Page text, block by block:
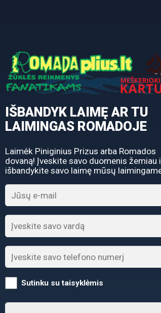
su Nuolaidos kodu
DOVANŲ KUPONAS DOVANŲ
PARDAVIMŲ
IŠBANDYK LAIMĘ AR TU
LAIMINGAS ROMADOJE
Laimėk Piniginius Prizus arba Romados
dovaną! Įveskite savo duomenis žemiau
išbandykite savo laimę mūsų
Sutinku su taisyklėmis